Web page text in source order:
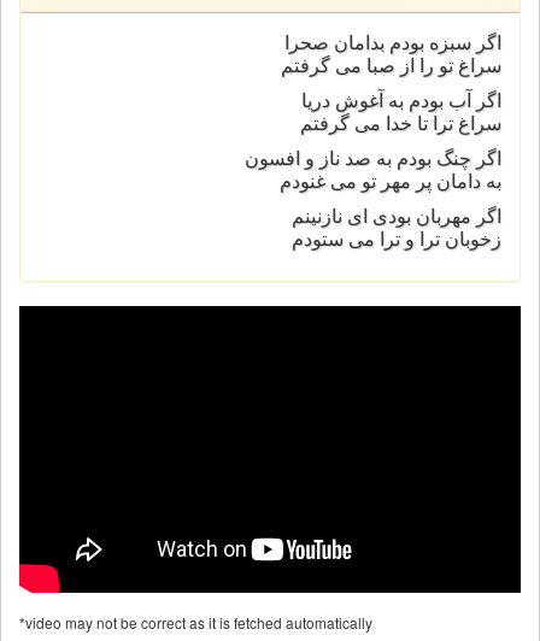
اگر سبزه بودم بدامان صحرا
سراغ تو را از صبا می گرفتم
اگر آب بودم به آغوش دریا
سراغ ترا تا خدا می گرفتم
اگر چنگ بودم به صد ناز و افسون
به دامان پر مهر تو می غنودم
اگر مهربان بودی ای نازنینم
زخوبان ترا و ترا می ستودم
*video may not be correct as it is fetched automatically